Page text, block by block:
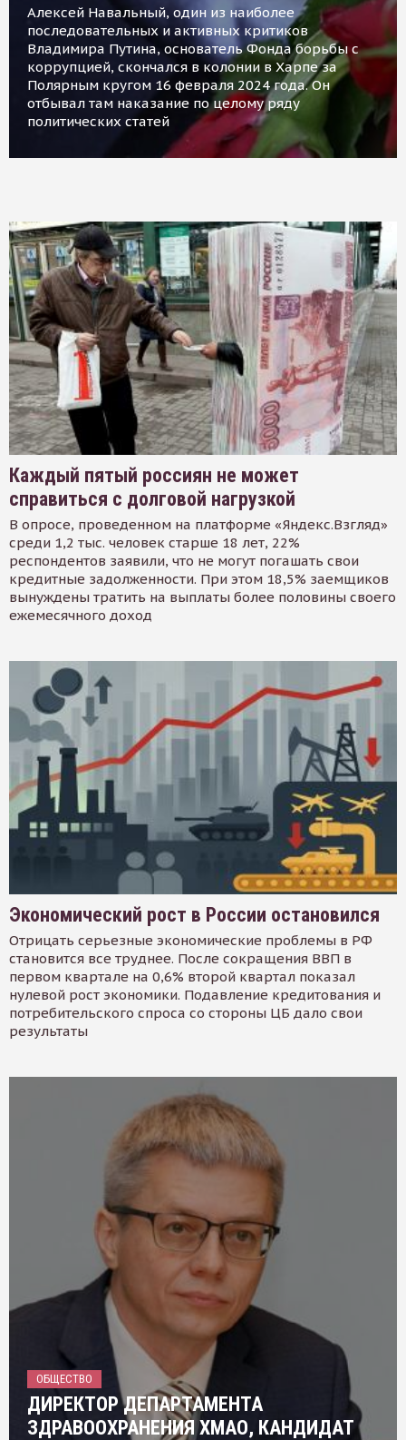
Алексей Навальный, один из наиболее
последовательных и активных критиков
Владимира Путина, основатель Фонда борьбы с
коррупцией, скончался в колонии в Харпе за
Полярным кругом 16 февраля 2024 года. Он
отбывал там наказание по целому ряду
политических статей
Каждый пятый россиян не может
справиться с долговой нагрузкой
В опросе, проведенном на платформе «Яндекс.Взгляд»
среди 1,2 тыс. человек старше 18 лет, 22%
респондентов заявили, что не могут погашать свои
кредитные задолженности. При этом 18,5% заемщиков
вынуждены тратить на выплаты более половины своего
ежемесячного доход
Экономический рост в России остановился
Отрицать серьезные экономические проблемы в РФ
становится все труднее. После сокращения ВВП в
первом квартале на 0,6% второй квартал показал
нулевой рост экономики. Подавление кредитования и
потребительского спроса со стороны ЦБ дало свои
результаты
ОБЩЕСТВО
ДИРЕКТОР ДЕПАРТАМЕНТА
ЗДРАВООХРАНЕНИЯ ХМАО, КАНДИДАТ